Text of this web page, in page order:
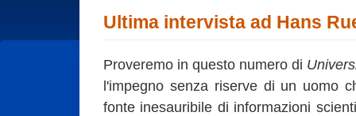
Ultima intervista ad Hans
Proveremo in questo numero di
l'impegno senza riserve di un uomo
fonte inesauribile di informazioni